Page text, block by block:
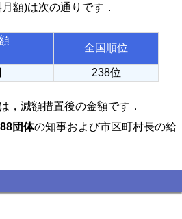
額)は次の通りです．
全国順位
238位
，減額措置後の金額です．
団体の知事および市区町村長の給